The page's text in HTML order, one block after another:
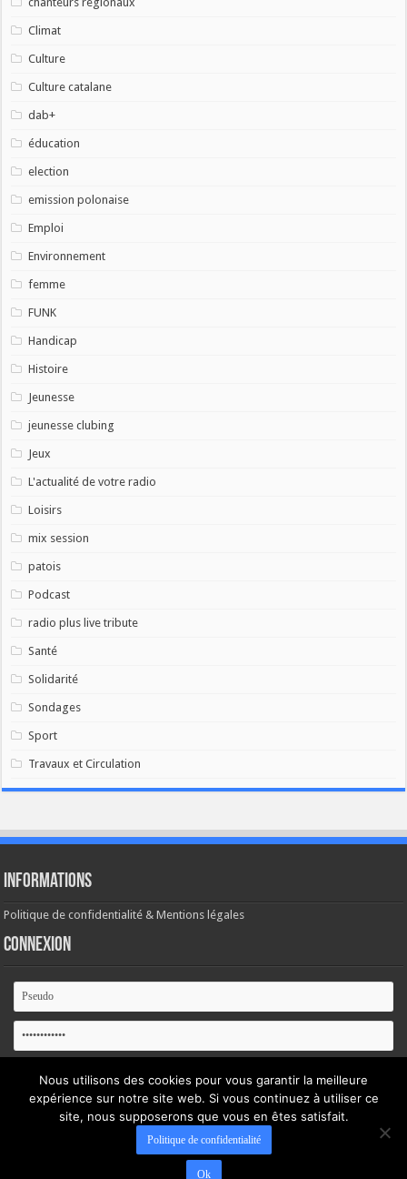
Climat
Culture
Culture catalane
dab+
éducation
election
emission polonaise
Emploi
Environnement
femme
FUNK
Handicap
Histoire
Jeunesse
jeunesse clubing
Jeux
L'actualité de votre radio
Loisirs
mix session
patois
Podcast
radio plus live tribute
Santé
Solidarité
Sondages
Sport
Travaux et Circulation
Informations
Politique de confidentialité & Mentions légales
Connexion
Se souvenir de moi
Mot de passe oublié ?
Nous utilisons des cookies pour vous garantir la meilleure
expérience sur notre site web. Si vous continuez à utiliser ce
site, nous supposerons que vous en êtes satisfait.
Politique de confidentialité
Ok